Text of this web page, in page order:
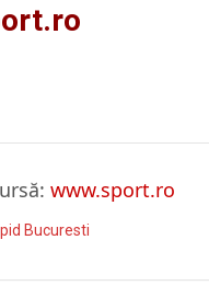
www.sport.ro
Bucuresti